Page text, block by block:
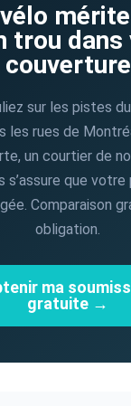
trou
couverture
sur les pistes
les rues de
un courtier de
s’assure que
Comparaison
obligation.
ma
gratuite →